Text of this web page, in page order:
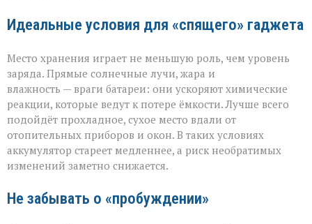
Идеальные условия для «спящего» гаджета
Место хранения играет не меньшую роль, чем уровень
заряда. Прямые солнечные лучи, жара и
влажность — враги батареи: они ускоряют химические
реакции, которые ведут к потере ёмкости. Лучше всего
подойдёт прохладное, сухое место вдали от
отопительных приборов и окон. В таких условиях
аккумулятор стареет медленнее, а риск необратимых
изменений заметно снижается.
Не забывать о «пробуждении»